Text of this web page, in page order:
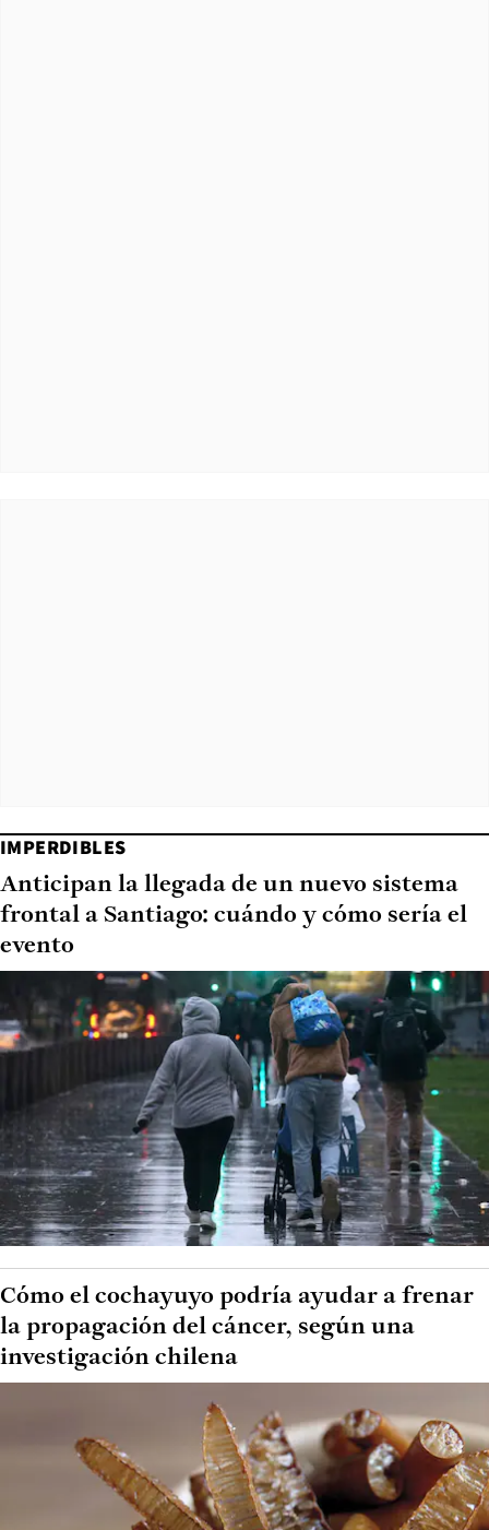
IMPERDIBLES
Anticipan la llegada de un nuevo sistema
frontal a Santiago: cuándo y cómo sería el
evento
Cómo el cochayuyo podría ayudar a frenar
la propagación del cáncer, según una
investigación chilena